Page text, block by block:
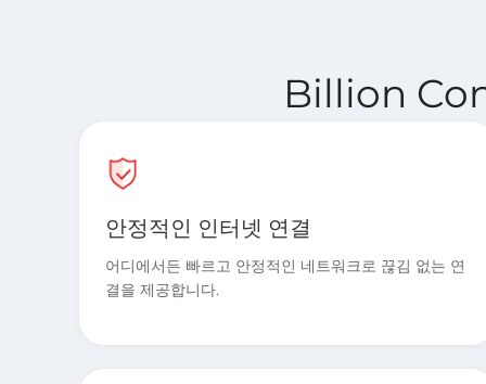
Billion
안정적인 인터넷 연결
어디에서든 빠르고 안정적인 네트워크로 끊김 없는 연
결을 제공합니다.